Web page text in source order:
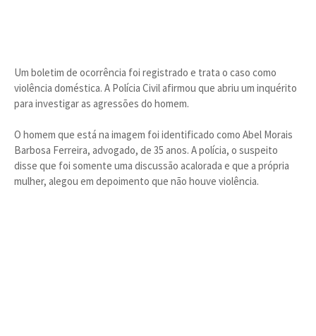
Um boletim de ocorrência foi registrado e trata o caso como
violência doméstica. A Polícia Civil afirmou que abriu um inquérito
para investigar as agressões do homem.
O homem que está na imagem foi identificado como Abel Morais
Barbosa Ferreira, advogado, de 35 anos. A polícia, o suspeito
disse que foi somente uma discussão acalorada e que a própria
mulher, alegou em depoimento que não houve violência.